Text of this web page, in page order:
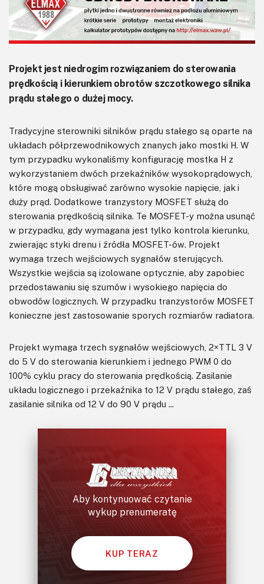
Projekt jest niedrogim rozwiązaniem do sterowania
prędkością i kierunkiem obrotów szczotkowego silnika
prądu stałego o dużej mocy.
Tradycyjne sterowniki silników prądu stałego są oparte na
układach półprzewodnikowych znanych jako mostki H. W
tym przypadku wykonaliśmy konfigurację mostka H z
wykorzystaniem dwóch przekaźników wysokoprądowych,
które mogą obsługiwać zarówno wysokie napięcie, jak i
duży prąd. Dodatkowe tranzystory MOSFET służą do
sterowania prędkością silnika. Te MOSFET-y można usunąć
w przypadku, gdy wymagana jest tylko kontrola kierunku,
zwierając styki drenu i źródła MOSFET-ów. Projekt
wymaga trzech wejściowych sygnałów sterujących.
Wszystkie wejścia są izolowane optycznie, aby zapobiec
przedostawaniu się szumów i wysokiego napięcia do
obwodów logicznych. W przypadku tranzystorów MOSFET
konieczne jest zastosowanie sporych rozmiarów radiatora.
Projekt wymaga trzech sygnałów wejściowych, 2×TTL 3 V
do 5 V do sterowania kierunkiem i jednego PWM 0 do
100% cyklu pracy do sterowania prędkością. Zasilanie
układu logicznego i przekaźnika to 12 V prądu stałego, zaś
zasilanie silnika od 12 V do 90 V prądu ...
Aby kontynuować czytanie
wykup prenumeratę
KUP TERAZ